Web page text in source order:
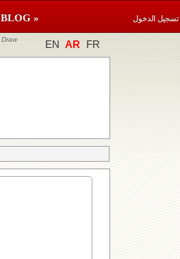
BLOG » تسجيل الدخول
Draw
EN AR FR